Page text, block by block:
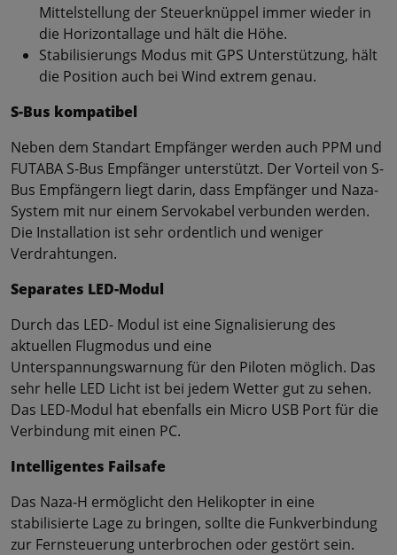
Mittelstellung der Steuerknüppel immer wieder in
die Horizontallage und hält die Höhe.
Stabilisierungs Modus mit GPS Unterstützung, hält
die Position auch bei Wind extrem genau.
S-Bus kompatibel
Neben dem Standart Empfänger werden auch PPM und
FUTABA S-Bus Empfänger unterstützt. Der Vorteil von S-
Bus Empfängern liegt darin, dass Empfänger und Naza-
System mit nur einem Servokabel verbunden werden.
Die Installation ist sehr ordentlich und weniger
Verdrahtungen.
Separates LED-Modul
Durch das LED- Modul ist eine Signalisierung des
aktuellen Flugmodus und eine
Unterspannungswarnung für den Piloten möglich. Das
sehr helle LED Licht ist bei jedem Wetter gut zu sehen.
Das LED-Modul hat ebenfalls ein Micro USB Port für die
Verbindung mit einen PC.
Intelligentes Failsafe
Das Naza-H ermöglicht den Helikopter in eine
stabilisierte Lage zu bringen, sollte die Funkverbindung
zur Fernsteuerung unterbrochen oder gestört sein.